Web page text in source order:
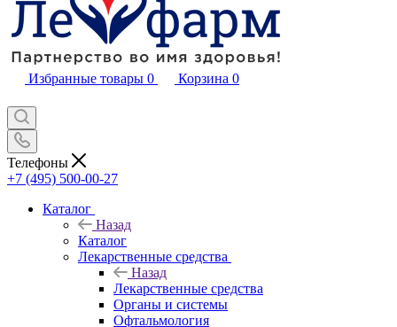
Избранные товары 0 Корзина 0
Телефоны
+7 (495) 500-00-27
Каталог
Назад
Каталог
Лекарственные средства
Назад
Лекарственные средства
Органы и системы
Офтальмология